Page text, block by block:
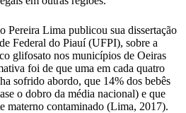
Pereira Lima publicou sua dissertação
Federal do Piauí (UFPI), sobre a
glifosato nos municípios de Oeiras
foi de que uma em cada quatro
sofrido abordo, que 14% dos bebês
o dobro da média nacional) e que
materno contaminado (Lima, 2017).